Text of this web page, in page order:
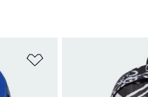
Añadir a la lista de